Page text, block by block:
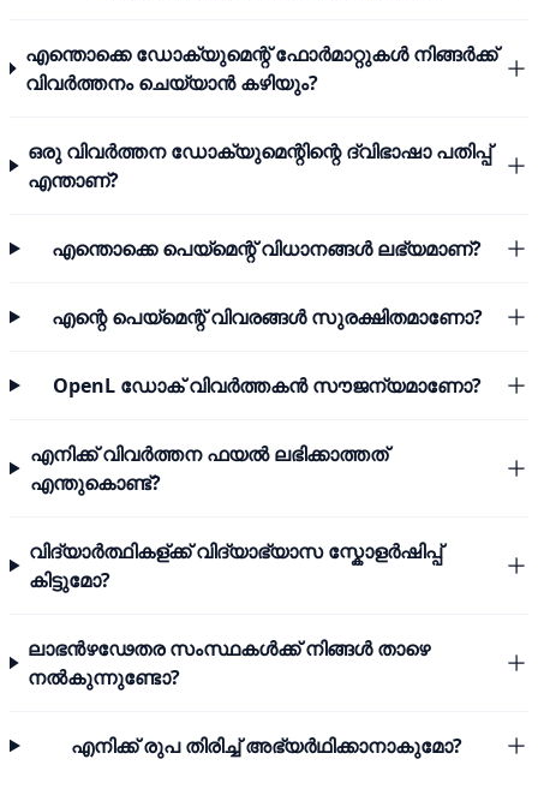
എന്തൊക്കെ ഡോക്യുമെന്റ് ഫോർമാറ്റുകൾ നിങ്ങർക്ക്
വിവർത്തനം ചെയ്യാൻ കഴിയും?
ഒരു വിവർത്തന ഡോക്യുമെന്റിന്റെ ദ്വിഭാഷാ പതിപ്പ്
എന്താണ്?
എന്തൊക്കെ പെയ്മെന്റ് വിധാനങ്ങൾ ലഭ്യമാണ്?
എന്റെ പെയ്മെന്റ് വിവരങ്ങൾ സുരക്ഷിതമാണോ?
OpenL ഡോക് വിവർത്തകൻ സൗജന്യമാണോ?
എനിക്ക് വിവർത്തന ഫയൽ ലഭിക്കാത്തത്
എന്തുകൊണ്ട്?
വിദ്യാർത്ഥികള്ക്ക് വിദ്യാഭ്യാസ സ്കോളർഷിപ്പ്
കിട്ടുമോ?
ലാഭൻഴഢേതര സംസ്ഥകൾക്ക് നിങ്ങൾ താഴെ
നൽകുന്നുണ്ടോ?
എനിക്ക് രുപ തിരിച്ച് അഭ്യർഥിക്കാനാകുമോ?